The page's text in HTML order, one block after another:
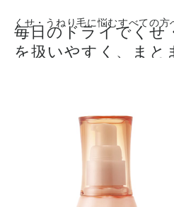
くせ・うねり毛に悩むすべての方
毎日のドライでくせ
を扱いやすく、まと